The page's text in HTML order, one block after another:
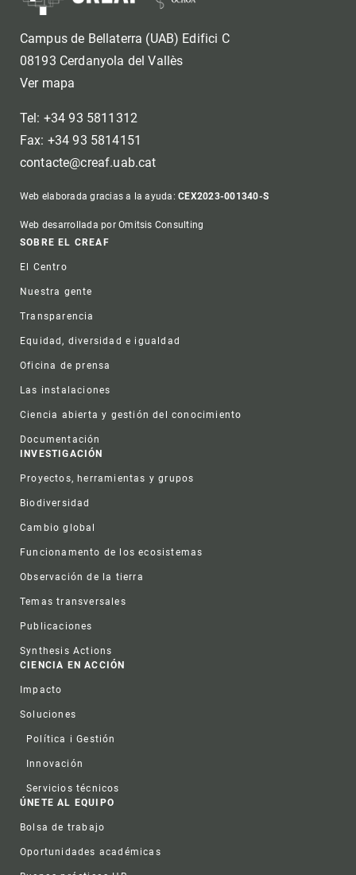
Campus de Bellaterra (UAB) Edifici C
08193 Cerdanyola del Vallès
Ver mapa
Tel: +34 93 5811312
Fax: +34 93 5814151
contacte@creaf.uab.cat
Web elaborada gracias a la ayuda:CEX2023-001340-S
Web desarrollada por Omitsis Consulting
Footer
SOBRE EL CREAF
El Centro
Nuestra gente
Transparencia
Equidad, diversidad e igualdad
Oficina de prensa
Las instalaciones
Ciencia abierta y gestión del conocimiento
Documentación
INVESTIGACIÓN
Proyectos, herramientas y grupos
Biodiversidad
Cambio global
Funcionamento de los ecosistemas
Observación de la tierra
Temas transversales
Publicaciones
Synthesis Actions
CIENCIA EN ACCIÓN
Impacto
Soluciones
Política i Gestión
Innovación
Servicios técnicos
ÚNETE AL EQUIPO
Bolsa de trabajo
Oportunidades académicas